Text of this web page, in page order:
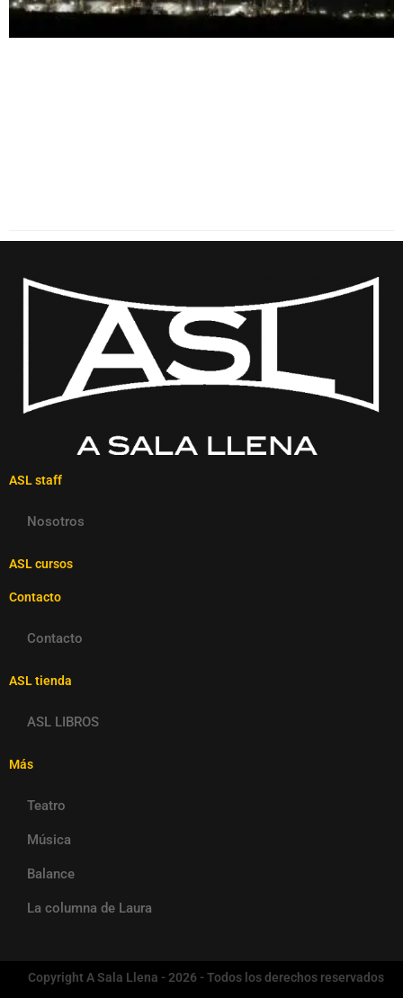
ASL staff
Nosotros
ASL cursos
Contacto
Contacto
ASL tienda
ASL LIBROS
Más
Teatro
Música
Balance
La columna de Laura
Copyright A Sala Llena - 2026 - Todos los derechos reservados